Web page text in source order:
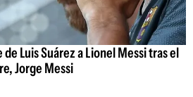
Luis Suárez a Lionel Messi tras el
Jorge Messi